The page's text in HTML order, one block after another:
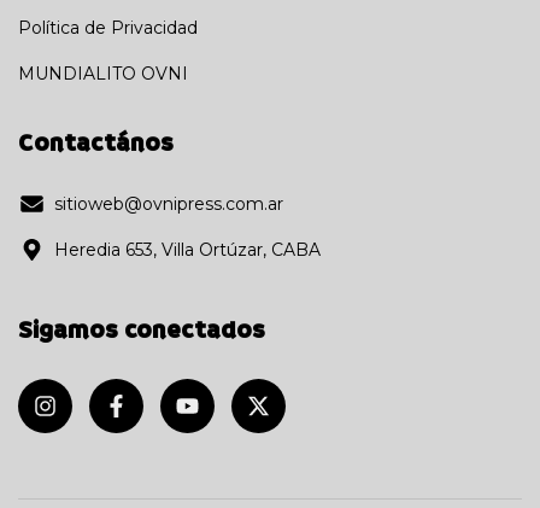
Política de Privacidad
MUNDIALITO OVNI
Contactános
sitioweb@ovnipress.com.ar
Heredia 653, Villa Ortúzar, CABA
Sigamos conectados